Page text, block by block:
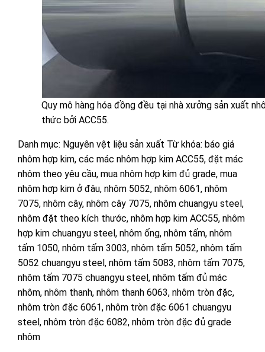
Quy mô hàng hóa đồng đều tại nhà xưởng sản xuất
thức bởi ACC55.
Danh mục: Nguyên vệt liệu sản xuất Từ khóa: báo giá
nhôm hợp kim, các mác nhôm hợp kim ACC55, đặt mác
nhôm theo yêu cầu, mua nhôm hợp kim đủ grade, mua
nhôm hợp kim ở đâu, nhôm 5052, nhôm 6061, nhôm
7075, nhôm cây, nhôm cây 7075, nhôm chuangyu steel,
nhôm đặt theo kích thước, nhôm hợp kim ACC55, nhôm
hợp kim chuangyu steel, nhôm ống, nhôm tấm, nhôm
tấm 1050, nhôm tấm 3003, nhôm tấm 5052, nhôm tấm
5052 chuangyu steel, nhôm tấm 5083, nhôm tấm 7075,
nhôm tấm 7075 chuangyu steel, nhôm tấm đủ mác
nhôm, nhôm thanh, nhôm thanh 6063, nhôm tròn đặc,
nhôm tròn đặc 6061, nhôm tròn đặc 6061 chuangyu
steel, nhôm tròn đặc 6082, nhôm tròn đặc đủ grade
nhôm